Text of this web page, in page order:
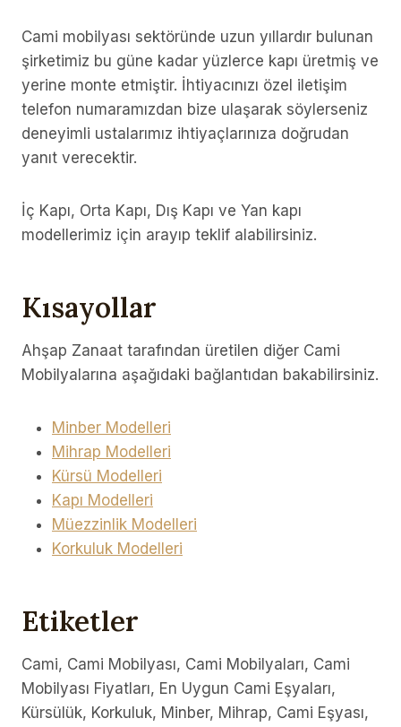
Cami mobilyası sektöründe uzun yıllardır bulunan
şirketimiz bu güne kadar yüzlerce kapı üretmiş ve
yerine monte etmiştir. İhtiyacınızı özel iletişim
telefon numaramızdan bize ulaşarak söylerseniz
deneyimli ustalarımız ihtiyaçlarınıza doğrudan
yanıt verecektir.
İç Kapı, Orta Kapı, Dış Kapı ve Yan kapı
modellerimiz için arayıp teklif alabilirsiniz.
Kısayollar
Ahşap Zanaat tarafından üretilen diğer Cami
Mobilyalarına aşağıdaki bağlantıdan bakabilirsiniz.
Minber Modelleri
Mihrap Modelleri
Kürsü Modelleri
Kapı Modelleri
Müezzinlik Modelleri
Korkuluk Modelleri
Etiketler
Cami, Cami Mobilyası, Cami Mobilyaları, Cami
Mobilyası Fiyatları, En Uygun Cami Eşyaları,
Kürsülük, Korkuluk, Minber, Mihrap, Cami Eşyası,